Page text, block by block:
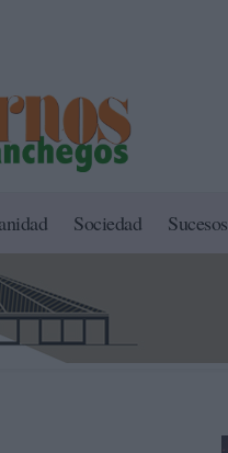
Sociedad Sucesos